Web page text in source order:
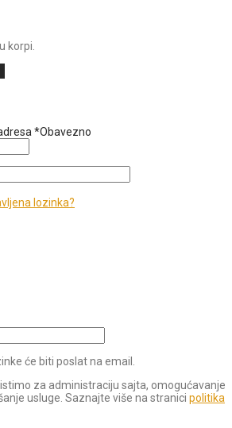
korpi.
*Obavezno
lozinka?
će biti poslat na email.
za administraciju sajta, omogućavanje
usluge. Saznajte više na stranici politika